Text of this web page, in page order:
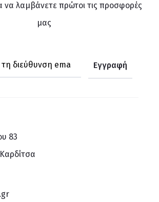
να λαμβάνετε πρώτοι τις προσφορές
μας
83